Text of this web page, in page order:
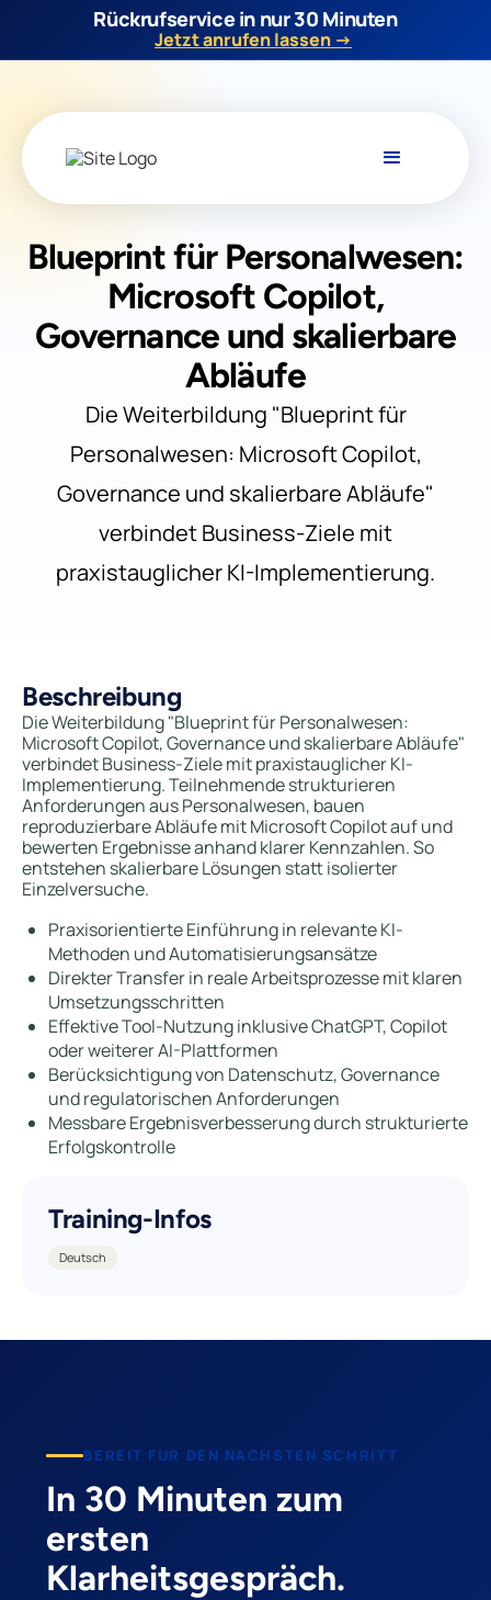
Rückrufservice in nur 30 Minuten
Jetzt anrufen lassen →
Blueprint für Personalwesen:
Microsoft Copilot,
Governance und skalierbare
Abläufe
Die Weiterbildung "Blueprint für
Personalwesen: Microsoft Copilot,
Governance und skalierbare Abläufe"
verbindet Business-Ziele mit
praxistauglicher KI-Implementierung.
Beschreibung
Die Weiterbildung "Blueprint für Personalwesen:
Microsoft Copilot, Governance und skalierbare Abläufe"
verbindet Business-Ziele mit praxistauglicher KI-
Implementierung. Teilnehmende strukturieren
Anforderungen aus Personalwesen, bauen
reproduzierbare Abläufe mit Microsoft Copilot auf und
bewerten Ergebnisse anhand klarer Kennzahlen. So
entstehen skalierbare Lösungen statt isolierter
Einzelversuche.
Praxisorientierte Einführung in relevante KI-
Methoden und Automatisierungsansätze
Direkter Transfer in reale Arbeitsprozesse mit klaren
Umsetzungsschritten
Effektive Tool-Nutzung inklusive ChatGPT, Copilot
oder weiterer AI-Plattformen
Berücksichtigung von Datenschutz, Governance
und regulatorischen Anforderungen
Messbare Ergebnisverbesserung durch strukturierte
Erfolgskontrolle
Training-Infos
Deutsch
BEREIT FUR DEN NACHSTEN SCHRITT
In 30 Minuten zum
ersten
Klarheitsgespräch.